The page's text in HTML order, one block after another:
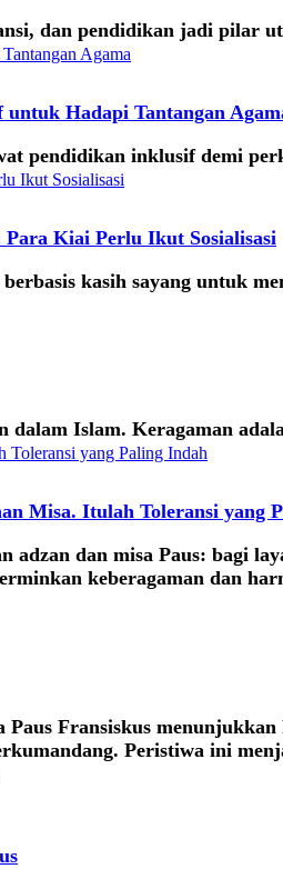
dan pendidikan jadi pilar
Hadapi Tantangan
pendidikan inklusif demi
Kiai Perlu Ikut Sosialisasi
kasih sayang untuk
Islam. Keragaman
Misa. Itulah Toleransi yang
dan misa Paus: bagi
keberagaman dan
Fransiskus
Peristiwa ini